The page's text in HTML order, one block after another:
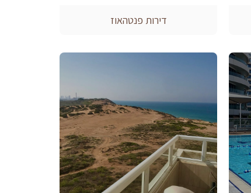
דירות פנטהאוז